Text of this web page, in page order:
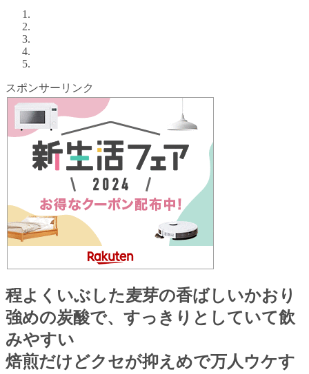
スポンサーリンク
程よくいぶした麦芽の香ばしいかおり
強めの炭酸で、すっきりとしていて飲
みやすい
焙煎だけどクセが抑えめで万人ウケす